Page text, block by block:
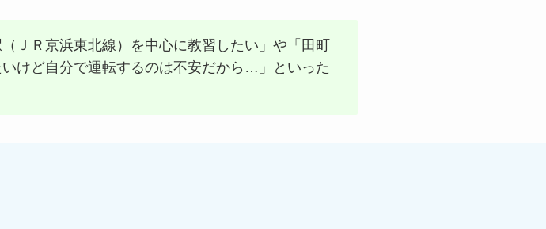
ＪＲ京浜東北線）を中心に教習したい」や「田町
けど自分で運転するのは不安だから…」といった